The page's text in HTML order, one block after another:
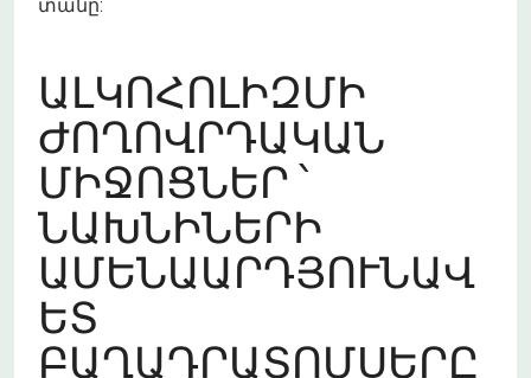
ԱԼԿՈՀՈԼԻԶՄԻ
ԺՈՂՈՎՐԴԱԿԱՆ
ՄԻՋՈՑՆԵՐ ՝
ՆԱԽՆԻՆԵՐԻ
ԱՄԵՆԱԱՐԴՅՈՒՆԱՎ
ԵՏ
ԲԱՂԱԴՐԱՏՈՄՍԵՐԸ